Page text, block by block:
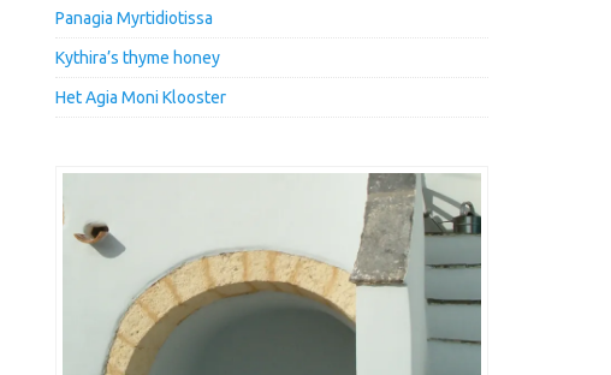
Panagia Myrtidiotissa
Kythira’s thyme honey
Het Agia Moni Klooster